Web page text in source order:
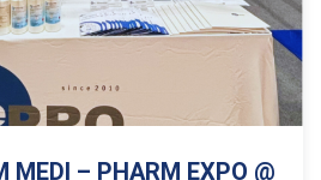
MEDI – PHARM EXPO @